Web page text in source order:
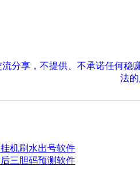
分享，不提供、不承诺任何
法
挂机刷水出号软件
后三胆码预测软件